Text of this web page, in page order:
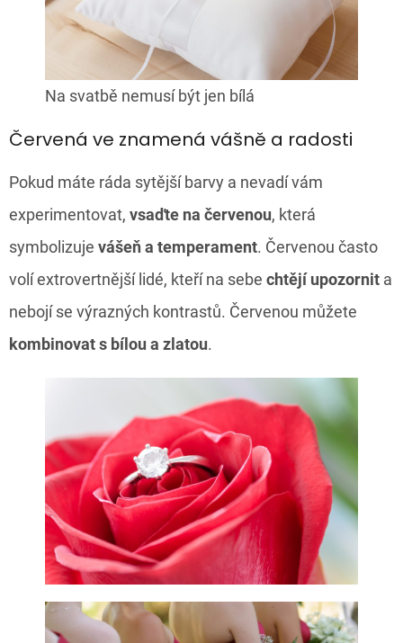
Na svatbě nemusí být jen bílá
Červená ve znamená vášně a radosti
Pokud máte ráda sytější barvy a nevadí vám
experimentovat, vsaďte na červenou, která
symbolizuje vášeň a temperament. Červenou často
volí extrovertnější lidé, kteří na sebe chtějí upozornit a
nebojí se výrazných kontrastů. Červenou můžete
kombinovat s bílou a zlatou.